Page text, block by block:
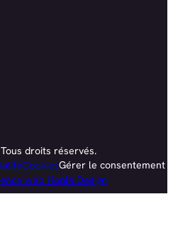
droits réservés.
CookiesGérer le consentement
web Hopla Design